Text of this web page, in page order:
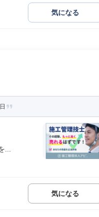
気になる
...
気になる